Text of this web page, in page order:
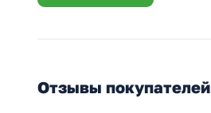
Отзывы покупателей